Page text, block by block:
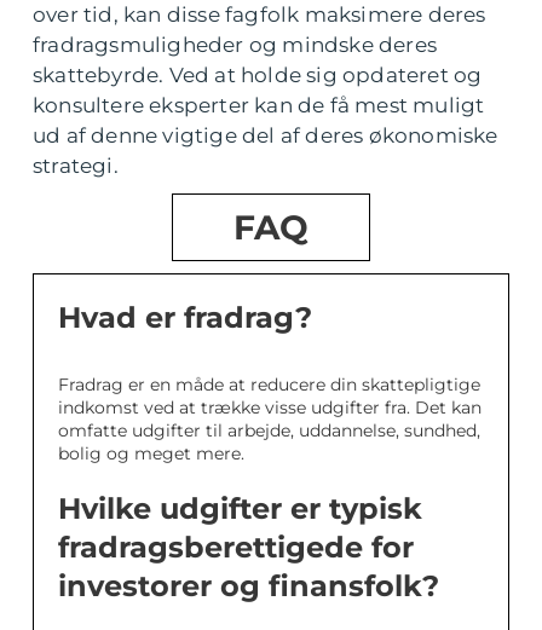
over tid, kan disse fagfolk maksimere deres
fradragsmuligheder og mindske deres
skattebyrde. Ved at holde sig opdateret og
konsultere eksperter kan de få mest muligt
ud af denne vigtige del af deres økonomiske
strategi.
FAQ
Hvad er fradrag?
Fradrag er en måde at reducere din skattepligtige
indkomst ved at trække visse udgifter fra. Det kan
omfatte udgifter til arbejde, uddannelse, sundhed,
bolig og meget mere.
Hvilke udgifter er typisk
fradragsberettigede for
investorer og finansfolk?